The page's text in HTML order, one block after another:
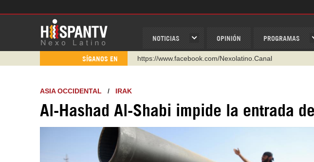
NOTICIAS OPINIÓN PROGRAMAS
SÍGANOS EN
https://www.facebook.com/Nexolatino.Canal
https://t.me/hispantvcanal
https://urmedium.com/c/hispantv
WhatsApp y Viber: +98 921 79 29 404
Instagram como: hispan_tv
ASIA OCCIDENTAL / IRAK
Al-Hashad Al-Shabi impide la entrada